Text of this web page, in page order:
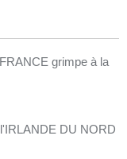
grimpe à la
DU NORD